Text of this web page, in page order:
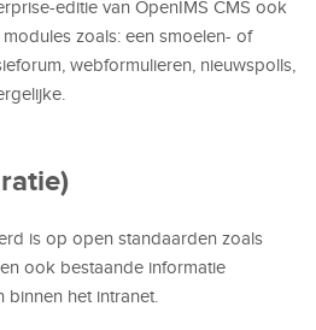
editie van OpenIMS CMS ook
zoals: een smoelen- of
webformulieren, nieuwspolls,
is op open standaarden zoals
ook bestaande informatie
het intranet.